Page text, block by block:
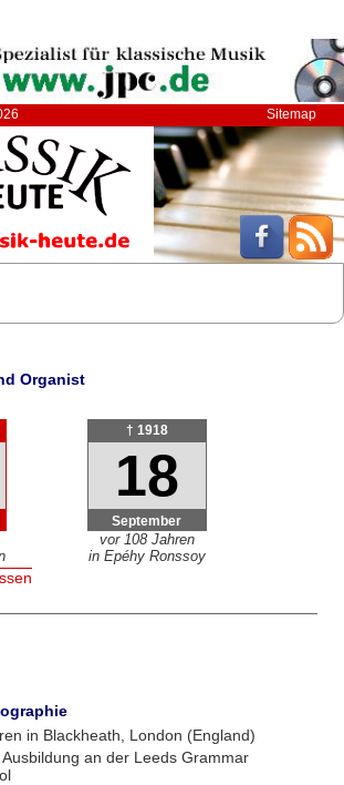
Sitemap
Organist
† 1918
18
September
vor 108 Jahren
in Epéhy Ronssoy
in Blackheath, London (England)
an der Leeds Grammar